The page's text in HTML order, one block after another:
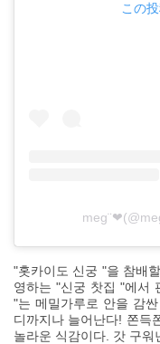
この
"홋카이도 신궁 "을 참배
영하는 "신궁 찻집 "에서
"는 메밀가루로 안을 감
디까지나 늘어난다! 쫀득
놀라운 식감이다. 갓 구워